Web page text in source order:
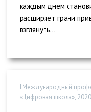
каждым днем
расширяет грани
взглянуть...
I Международный
«Цифровая школа», 2020